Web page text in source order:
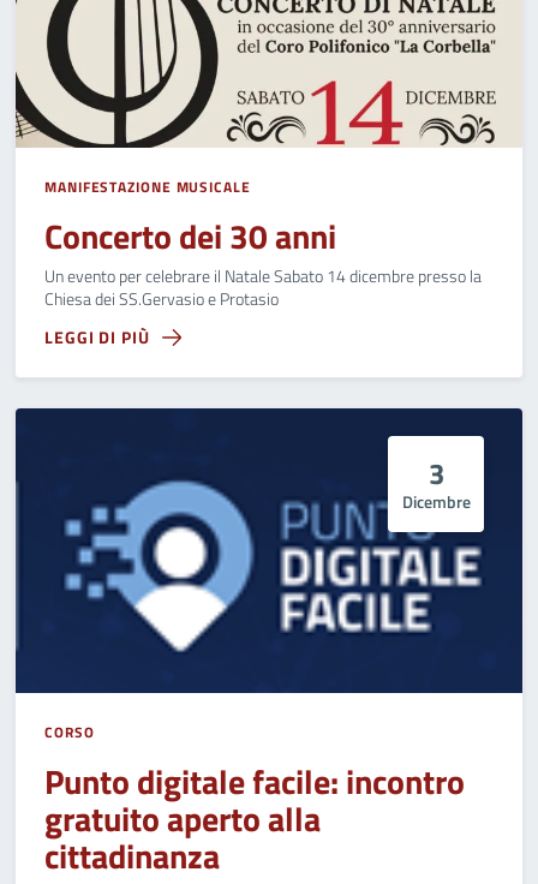
MANIFESTAZIONE MUSICALE
Concerto dei 30 anni
Un evento per celebrare il Natale Sabato 14 dicembre presso la
Chiesa dei SS.Gervasio e Protasio
LEGGI DI PIÙ
3
Dicembre
CORSO
Punto digitale facile: incontro
gratuito aperto alla
cittadinanza